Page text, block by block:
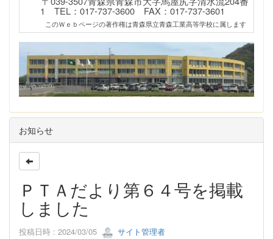
1 TEL：017-737-3600 FAX：017-737-3601
このＷｅｂページの著作権は青森県立青森工業高等学校に属します
お知らせ
ＰＴＡだより第６４号を掲載
しました
投稿日時 : 2024/03/05 サイト管理者